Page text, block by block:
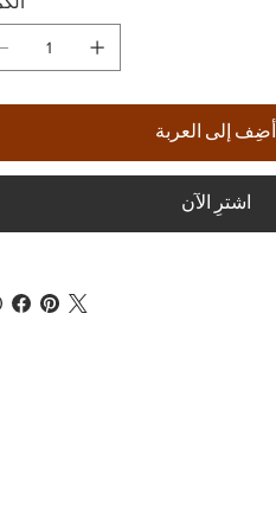
أضِف إلى العربة
اشترِ الآن